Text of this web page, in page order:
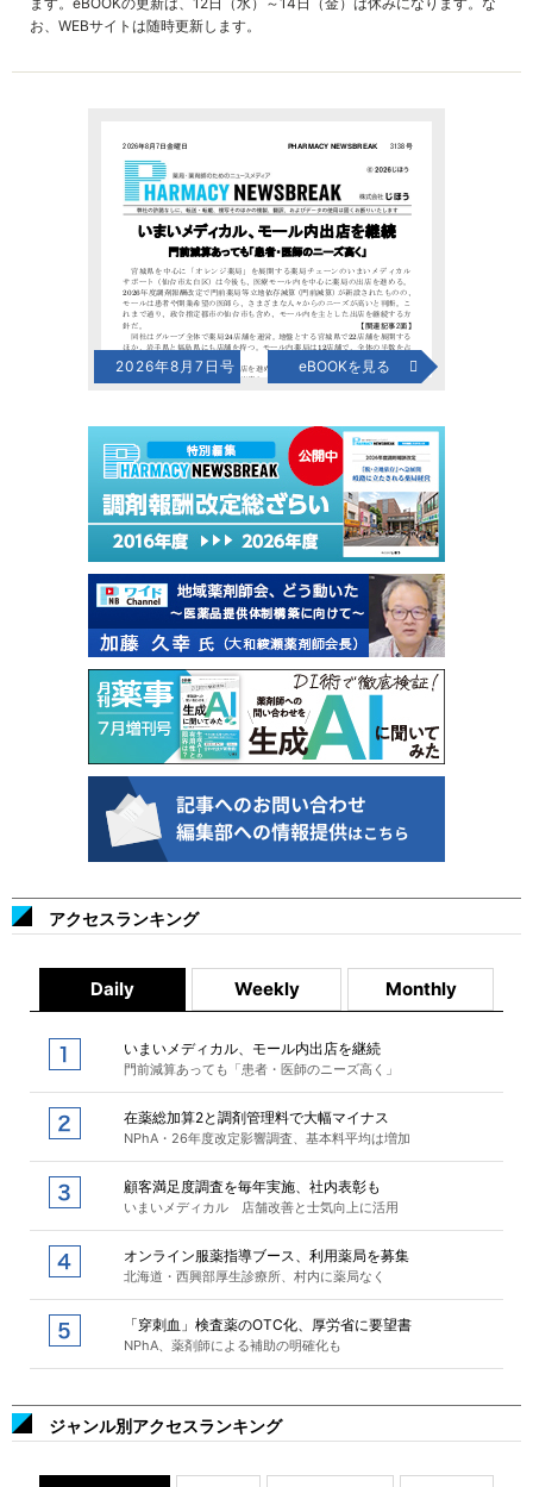
お、WEBサイトは随時更新します。
2026年8月7日号 eBOOKを見る
アクセスランキング
Daily Weekly Monthly
いまいメディカル、モール内出店を継続
門前減算あっても「患者・医師のニーズ高く」
在薬総加算2と調剤管理料で大幅マイナス
NPhA・26年度改定影響調査、基本料平均は増加
顧客満足度調査を毎年実施、社内表彰も
いまいメディカル 店舗改善と士気向上に活用
オンライン服薬指導ブース、利用薬局を募集
北海道・西興部厚生診療所、村内に薬局なく
「穿刺血」検査薬のOTC化、厚労省に要望書
NPhA、薬剤師による補助の明確化も
ジャンル別アクセスランキング